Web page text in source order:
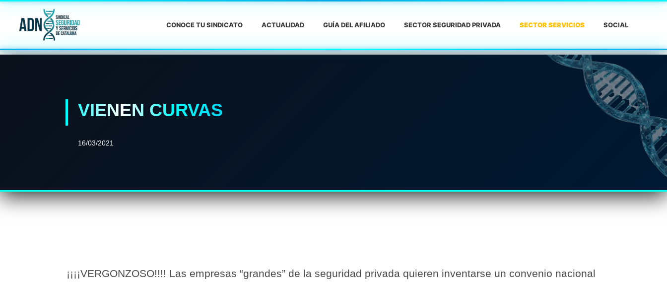
CONOCE TU SINDICATO ACTUALIDAD GUÍA DEL AFILIADO SECTOR SEGURIDAD PRIVADA SECTOR SERVICIOS SOCIAL
VIENEN CURVAS
16/03/2021
¡¡¡¡VERGONZOSO!!!! Las empresas “grandes” de la seguridad privada quieren inventarse un convenio nacional